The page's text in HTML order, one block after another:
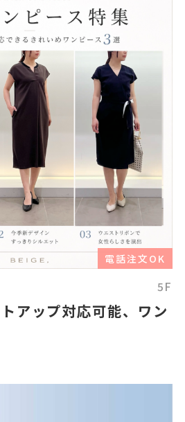
電話注文OK
5F
アップ対応可能、ワン